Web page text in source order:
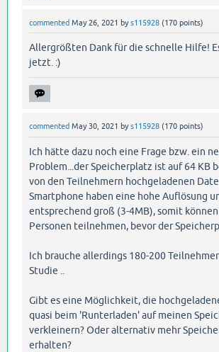
commented May 26, 2021 bys115928 (170 points)
Allergrößten Dank für die schnelle Hilfe!
jetzt. :)
commented May 30, 2021 bys115928 (170 points)
Ich hätte dazu noch eine Frage bzw. ein
Problem...der Speicherplatz ist auf 64 KB
von den Teilnehmern hochgeladenen
Smartphone haben eine hohe Auflösung
entsprechend groß (3-4MB), somit
Personen teilnehmen, bevor der
Ich brauche allerdings 180-200
Studie ..
Gibt es eine Möglichkeit, die
quasi beim 'Runterladen' auf meinen
verkleinern? Oder alternativ mehr
erhalten?